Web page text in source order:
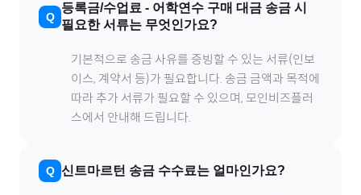
등록금/수업료 - 어학연수 구매 대금 송금 시
필요한 서류는 무엇인가요?
기본적으로 송금 사유를 증빙할 수 있는 서류(인보
이스, 계약서 등)가 필요합니다. 송금 금액과 목적에
따라 추가 서류가 필요할 수 있으며, 모인비즈플러
스에서 안내해 드립니다.
신트마르턴 송금 수수료는 얼마인가요?